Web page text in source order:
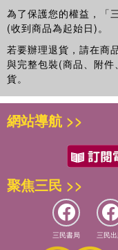
Pizza. Chef, fotografo,
della scienza culinaria.
dottorato con Stephen
Technology Officer in
per diplomarsi in Arte
Varenne in Francia. Nel
fondato la Intellectual
interessi, inclusi la
cucina, ispirato dal
culinarie e dalle
ristoranti del mondo. Per
voleva acquistare le
aperto al pubblico la
Myhrvold. Con quattro
formato e in edizione
為了保護您的權益，「
(收到商品為起始日)。
若要辦理退貨，請在商
與完整包裝(商品、附
貨。
網站導航 >>
聚焦三民 >>
三民書局 三民